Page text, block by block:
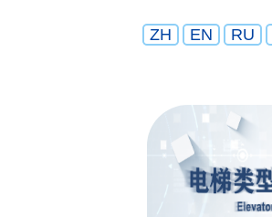
ZH EN RU